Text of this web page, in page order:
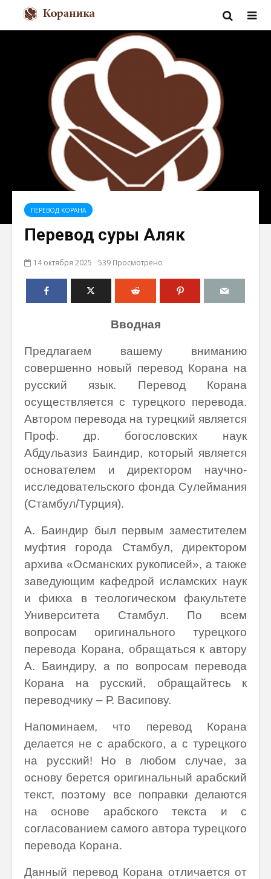
ПЕРЕВОД КОРАНА
Перевод суры Аляк
14 октября 2025 539 Просмотрено
Вводная
Предлагаем вашему вниманию
совершенно новый перевод Корана на
русский язык. Перевод Корана
осуществляется с турецкого перевода.
Автором перевода на турецкий является
Проф. др. богословских наук
Абдульазиз Баиндир, который является
основателем и директором научно-
исследовательского фонда Сулеймания
(Стамбул/Турция).
А. Баиндир был первым заместителем
муфтия города Стамбул, директором
архива «Османских рукописей», а также
заведующим кафедрой исламских наук
и фикха в теологическом факультете
Университета Стамбул. По всем
вопросам оригинального турецкого
перевода Корана, обращаться к автору
А. Баиндиру, а по вопросам перевода
Корана на русский, обращайтесь к
переводчику – Р. Васипову.
Напоминаем, что перевод Корана
делается не с арабского, а с турецкого
на русский! Но в любом случае, за
основу берется оригинальный арабский
текст, поэтому все поправки делаются
на основе арабского текста и с
согласованием самого автора турецкого
перевода Корана.
Данный перевод Корана отличается от